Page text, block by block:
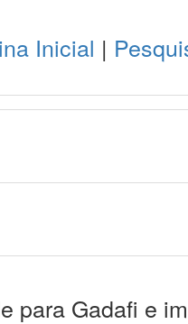
Inicial |
para Gadafi e